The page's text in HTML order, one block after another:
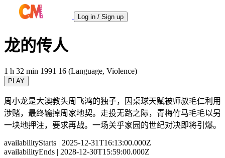
Log in / Sign up
龙的传人
1 h 32 min 1991 16 (Language, Violence)
PLAY
周小龙是大澳教头周飞鸿的独子，因桌球天赋被师叔毛仁利用
涉赌，最终输掉周家地契。走投无路之际，青梅竹马毛毛以另
一块地押注，要求再战。一场关乎家园的世纪对决即将引爆。
availabilityStarts | 2025-12-31T16:13:00.000Z
availabilityEnds | 2028-12-30T15:59:00.000Z